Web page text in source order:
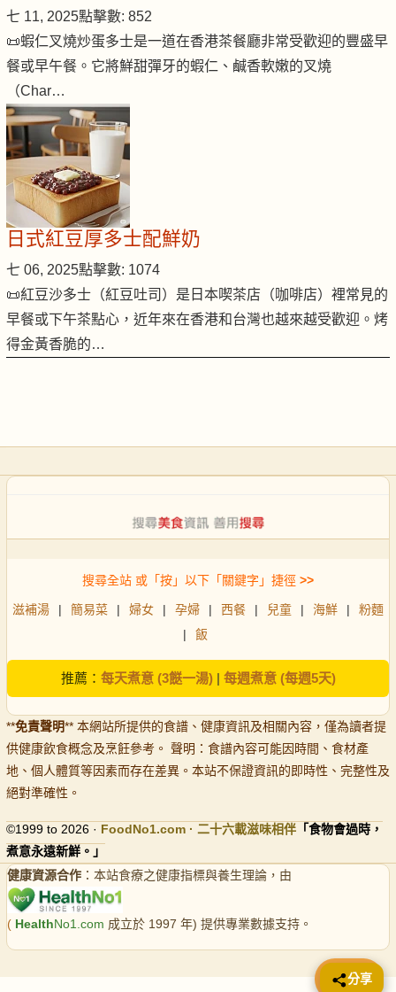
七 11, 2025點擊數: 852
📜蝦仁叉燒炒蛋多士是一道在香港茶餐廳非常受歡迎的豐盛早
餐或早午餐。它將鮮甜彈牙的蝦仁、鹹香軟嫩的叉燒
（Char…
日式紅豆厚多士配鮮奶
七 06, 2025點擊數: 1074
📜紅豆沙多士（紅豆吐司）是日本喫茶店（咖啡店）裡常見的
早餐或下午茶點心，近年來在香港和台灣也越來越受歡迎。烤
得金黃香脆的…
搜尋全站 或「按」以下「關鍵字」捷徑 >>
滋補湯 | 簡易菜 | 婦女 | 孕婦 | 西餐 | 兒童 | 海鮮 |
粉麵
|
飯
推薦： 每天煮意 (3餸一湯)| 每週煮意 (每週5天)
**免責聲明** 本網站所提供的食譜、健康資訊及相關內容，僅為讀者提
供健康飲食概念及烹飪參考。 聲明：食譜內容可能因時間、食材產
地、個人體質等因素而存在差異。本站不保證資訊的即時性、完整性及
絕對準確性。
©1999 to 2026 · FoodNo1.com · 二十六載滋味相伴 「食物會過時，
煮意永遠新鮮。」
健康資源合作 ：本站食療之健康指標與養生理論，由
( HealthNo1.com 成立於 1997 年) 提供專業數據支持。
📤 分享
分享